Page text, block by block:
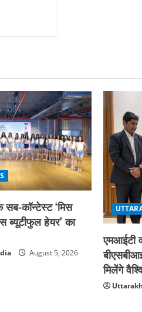
कॉन्टेस्ट ‘मिस
ब्यूटीफुल हेयर’ का
August 5, 2026
एमआईटी
मिलेंगे